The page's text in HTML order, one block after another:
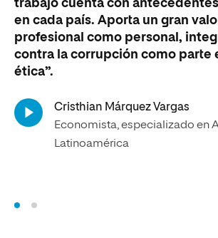
trabajo cuenta con
en cada país. Aporta un gran
profesional como personal,
contra la corrupción como parte
ética”.
Cristhian Márquez Vargas
Economista, especializado en
Latinoamérica